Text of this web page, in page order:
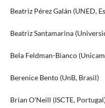
Beatriz Pérez Galán (UNED,
Beatriz Santamarina
Bela Feldman-Bianco
Berenice Bento (UnB, Brasil)
Brian O'Neill (ISCTE,